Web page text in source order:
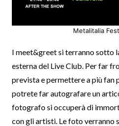
Metalitalia
I meet&greet si terranno sotto
esterna del Live Club. Per far
prevista e permettere a più fan
potrete far autografare un
fotografo si occuperà di
con gli artisti. Le foto verranno